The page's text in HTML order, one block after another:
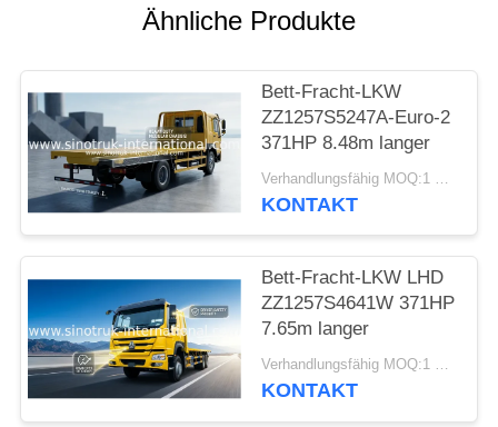
DATENSCHUTZRICHTLINIE
Ähnliche Produkte
Bett-Fracht-LKW
ZZ1257S5247A-Euro-2
371HP 8.48m langer
Verhandlungsfähig MOQ:1 Einheit
KONTAKT
Bett-Fracht-LKW LHD
ZZ1257S4641W 371HP
7.65m langer
Verhandlungsfähig MOQ:1 Einheit
KONTAKT